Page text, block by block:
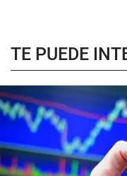
TE PUEDE